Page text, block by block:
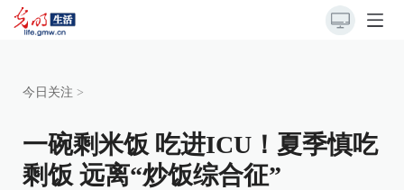
今日关注 >
一碗剩米饭 吃进ICU！夏季慎吃
剩饭 远离“炒饭综合征”